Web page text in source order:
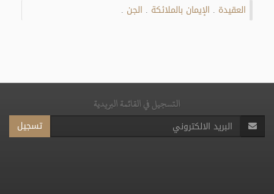
العقيدة الإيمان بالملائكة الجن
التسجيل في القائمة البريدية
تسجيل